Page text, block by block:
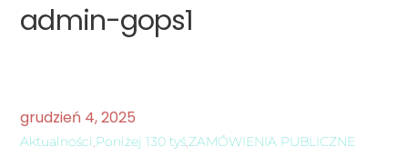
admin-gops1
grudzień 4,2025
Aktualności,Poniżej 130 tyś,ZAMÓWIENIA PUBLICZNE